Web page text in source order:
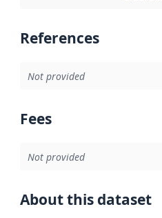
References
Not provided
Fees
Not provided
About this dataset